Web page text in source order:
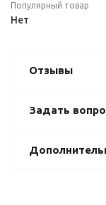
Популярный товар
Нет
Отзывы
Задать